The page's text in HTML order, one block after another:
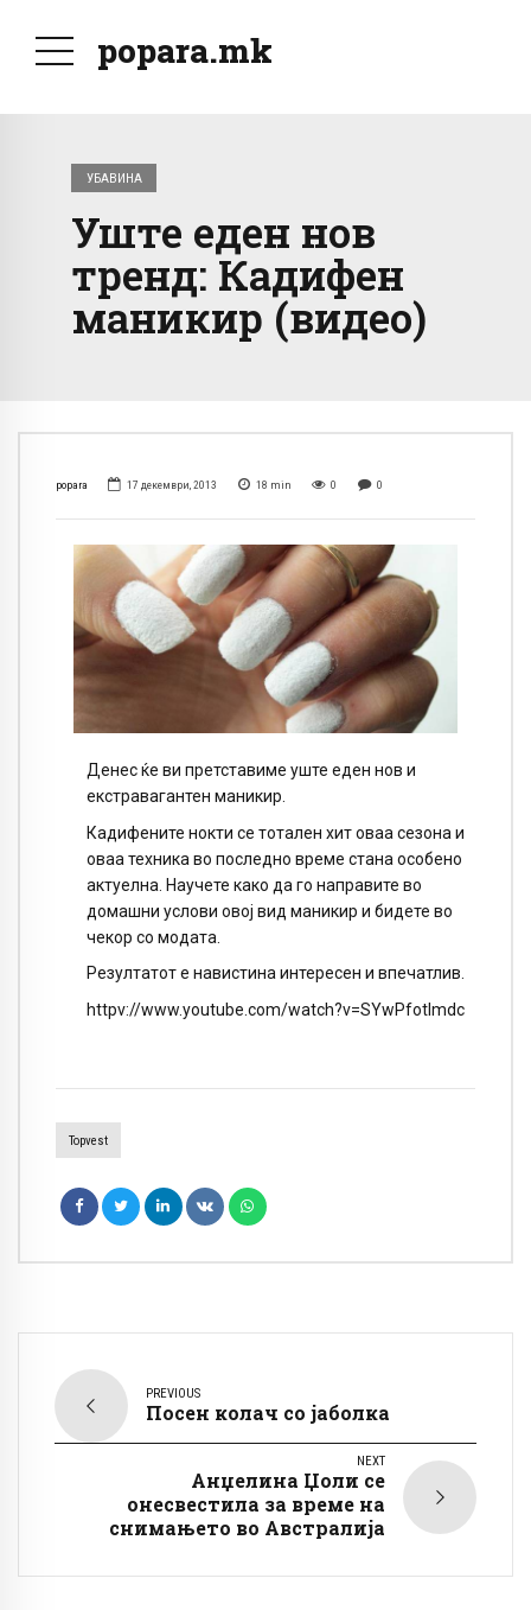
popara.mk
УБАВИНА
Уште еден нов
тренд: Кадифен
маникир (видео)
popara 17 декември, 2013 18 min 0 0
Денес ќе ви претставиме уште еден нов и
екстравагантен маникир.
Кадифените нокти се тотален хит оваа сезона и
оваа техника во последно време стана особено
актуелна. Научете како да го направите во
домашни услови овој вид маникир и бидете во
чекор со модата.
Резултатот е навистина интересен и впечатлив.
httpv://www.youtube.com/watch?v=SYwPfotImdc
Topvest
PREVIOUS
Посен колач со јаболка
NEXT
Анџелина Џоли се
онесвестила за време на
снимањето во Австралија